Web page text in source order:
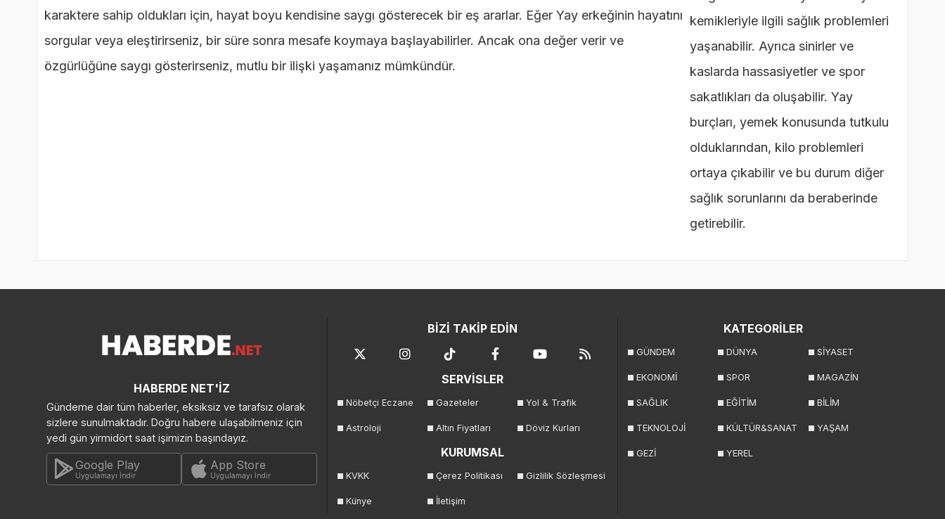
karaktere sahip oldukları için, hayat boyu kendisine saygı gösterecek bir eş ararlar. Eğer Yay erkeğinin hayatını
sorgular veya eleştirirseniz, bir süre sonra mesafe koymaya başlayabilirler. Ancak ona değer verir ve
özgürlüğüne saygı gösterirseniz, mutlu bir ilişki yaşamanız mümkündür.
kemikleriyle ilgili sağlık problemleri
yaşanabilir. Ayrıca sinirler ve
kaslarda hassasiyetler ve spor
sakatlıkları da oluşabilir. Yay
burçları, yemek konusunda tutkulu
olduklarından, kilo problemleri
ortaya çıkabilir ve bu durum diğer
sağlık sorunlarını da beraberinde
getirebilir.
HABERDE NET'İZ
Gündeme dair tüm haberler, eksiksiz ve tarafsız olarak
sizlere sunulmaktadır. Doğru habere ulaşabilmeniz için
yedi gün yirmidört saat işimizin başındayız.
Google Play
Uygulamayı İndir
App Store
Uygulamayı İndir
BİZİ TAKİP EDİN
SERVİSLER
Nöbetçi Eczane Gazeteler Yol & Trafik
Astroloji Altın Fiyatları Döviz Kurları
KURUMSAL
KVKK Çerez Politikası Gizlilik Sözleşmesi
Künye İletişim
KATEGORİLER
GÜNDEM DÜNYA SİYASET
EKONOMİ SPOR MAGAZİN
SAĞLIK EĞİTİM BİLİM
TEKNOLOJİ KÜLTÜR&SANAT YAŞAM
GEZİ YEREL